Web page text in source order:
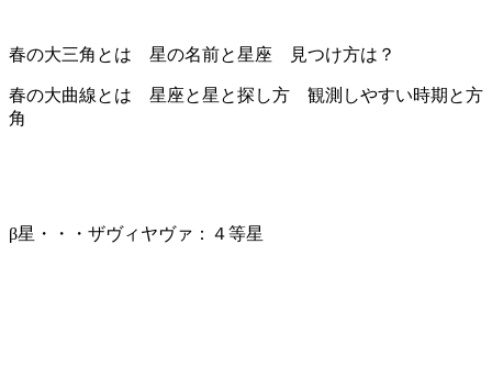
春の大三角とは 星の名前と星座 見つけ方は？
春の大曲線とは 星座と星と探し方 観測しやすい時期と方
角
β星・・・ザヴィヤヴァ：４等星